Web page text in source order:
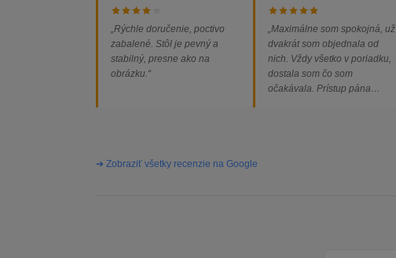
„Rýchle doručenie, poctivo
zabalené. Stôl je pevný a
stabilný, presne ako na
obrázku.“
„Maximálne som spokojná, už
dvakrát som objednala od
nich. Vždy všetko v poriadku,
dostala som čo som
očakávala. Prístup pána
➔ Zobraziť všetky recenzie na Google